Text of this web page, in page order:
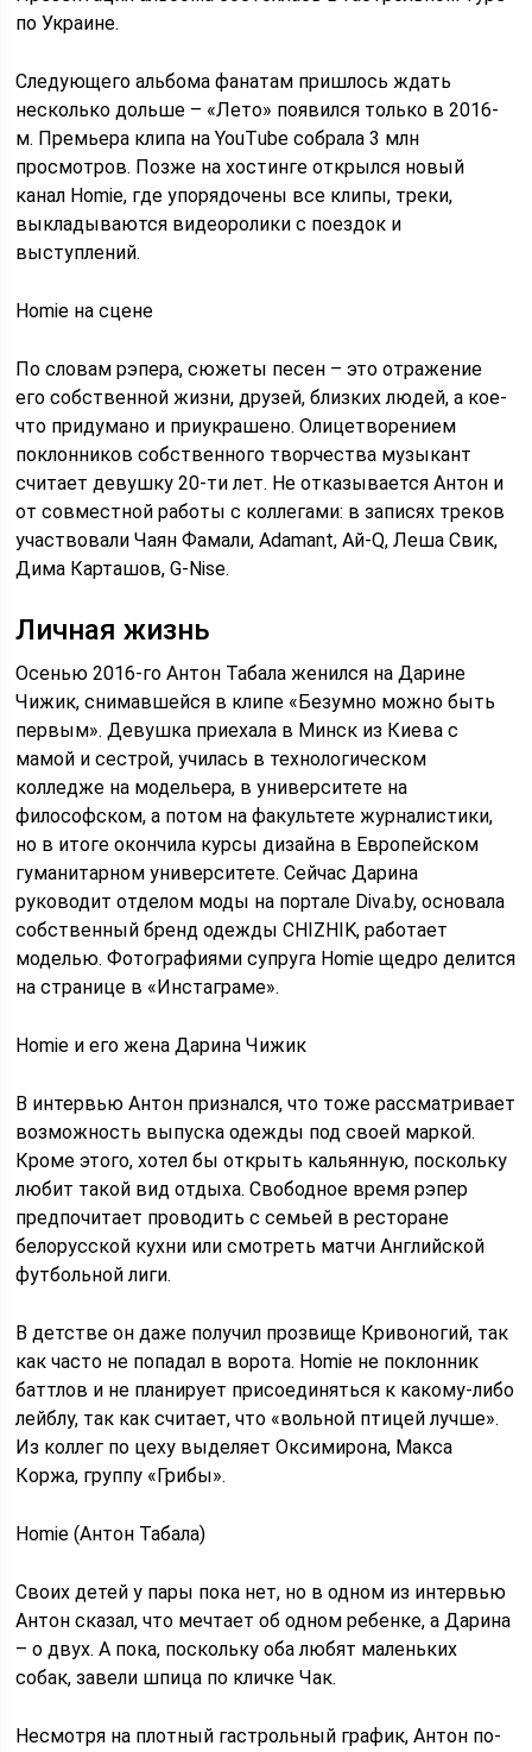
по Украине.
Следующего альбома фанатам пришлось ждать
несколько дольше – «Лето» появился только в 2016-
м. Премьера клипа на YouТube собрала 3 млн
просмотров. Позже на хостинге открылся новый
канал Homie, где упорядочены все клипы, треки,
выкладываются видеоролики с поездок и
выступлений.
Homie на сцене
По словам рэпера, сюжеты песен – это отражение
его собственной жизни, друзей, близких людей, а кое-
что придумано и приукрашено. Олицетворением
поклонников собственного творчества музыкант
считает девушку 20-ти лет. Не отказывается Антон и
от совместной работы с коллегами: в записях треков
участвовали Чаян Фамали, Adamant, Ай-Q, Леша Свик,
Дима Карташов, G-Nise.
Личная жизнь
Осенью 2016-го Антон Табала женился на Дарине
Чижик, снимавшейся в клипе «Безумно можно быть
первым». Девушка приехала в Минск из Киева с
мамой и сестрой, училась в технологическом
колледже на модельера, в университете на
философском, а потом на факультете журналистики,
но в итоге окончила курсы дизайна в Европейском
гуманитарном университете. Сейчас Дарина
руководит отделом моды на портале Diva.by, основала
собственный бренд одежды CHIZHIK, работает
моделью. Фотографиями супруга Homie щедро делится
на странице в «Инстаграме».
Homie и его жена Дарина Чижик
В интервью Антон признался, что тоже рассматривает
возможность выпуска одежды под своей маркой.
Кроме этого, хотел бы открыть кальянную, поскольку
любит такой вид отдыха. Свободное время рэпер
предпочитает проводить с семьей в ресторане
белорусской кухни или смотреть матчи Английской
футбольной лиги.
В детстве он даже получил прозвище Кривоногий, так
как часто не попадал в ворота. Homie не поклонник
баттлов и не планирует присоединяться к какому-либо
лейблу, так как считает, что «вольной птицей лучше».
Из коллег по цеху выделяет Оксимирона, Макса
Коржа, группу «Грибы».
Homie (Антон Табала)
Своих детей у пары пока нет, но в одном из интервью
Антон сказал, что мечтает об одном ребенке, а Дарина
– о двух. А пока, поскольку оба любят маленьких
собак, завели шпица по кличке Чак.
Несмотря на плотный гастрольный график, Антон по-